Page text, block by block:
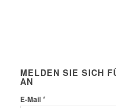
MELDEN SIE SICH
AN
E-Mail*